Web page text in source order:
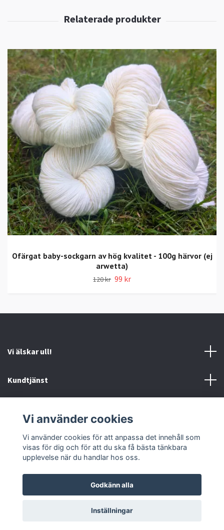
Ofärgat baby-sockgarn av hög kvalitet - 100g härvor (ej
arwetta)
120 kr 99 kr
Vi älskar ull!
Kundtjänst
Sociala medier
© 2026 Ankis design
Vi använder cookies
Vi använder cookies för att anpassa det innehåll som
visas för dig och för att du ska få bästa tänkbara
upplevelse när du handlar hos oss.
Godkänn alla
Inställningar